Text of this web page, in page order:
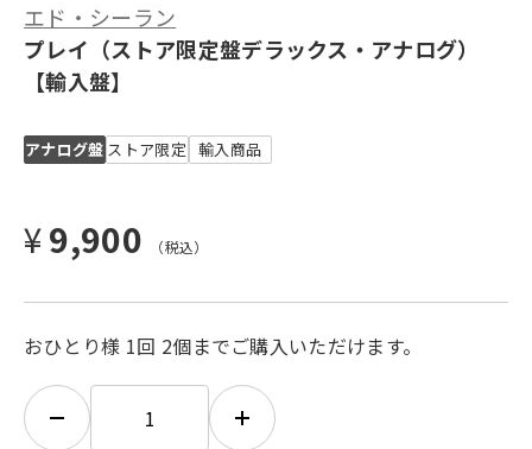
エド・シーラン
プレイ（ストア限定盤デラックス・アナログ）
【輸入盤】
アナログ盤 ストア限定 輸入商品
¥9,900
おひとり様 1回 2個までご購入いただけます。